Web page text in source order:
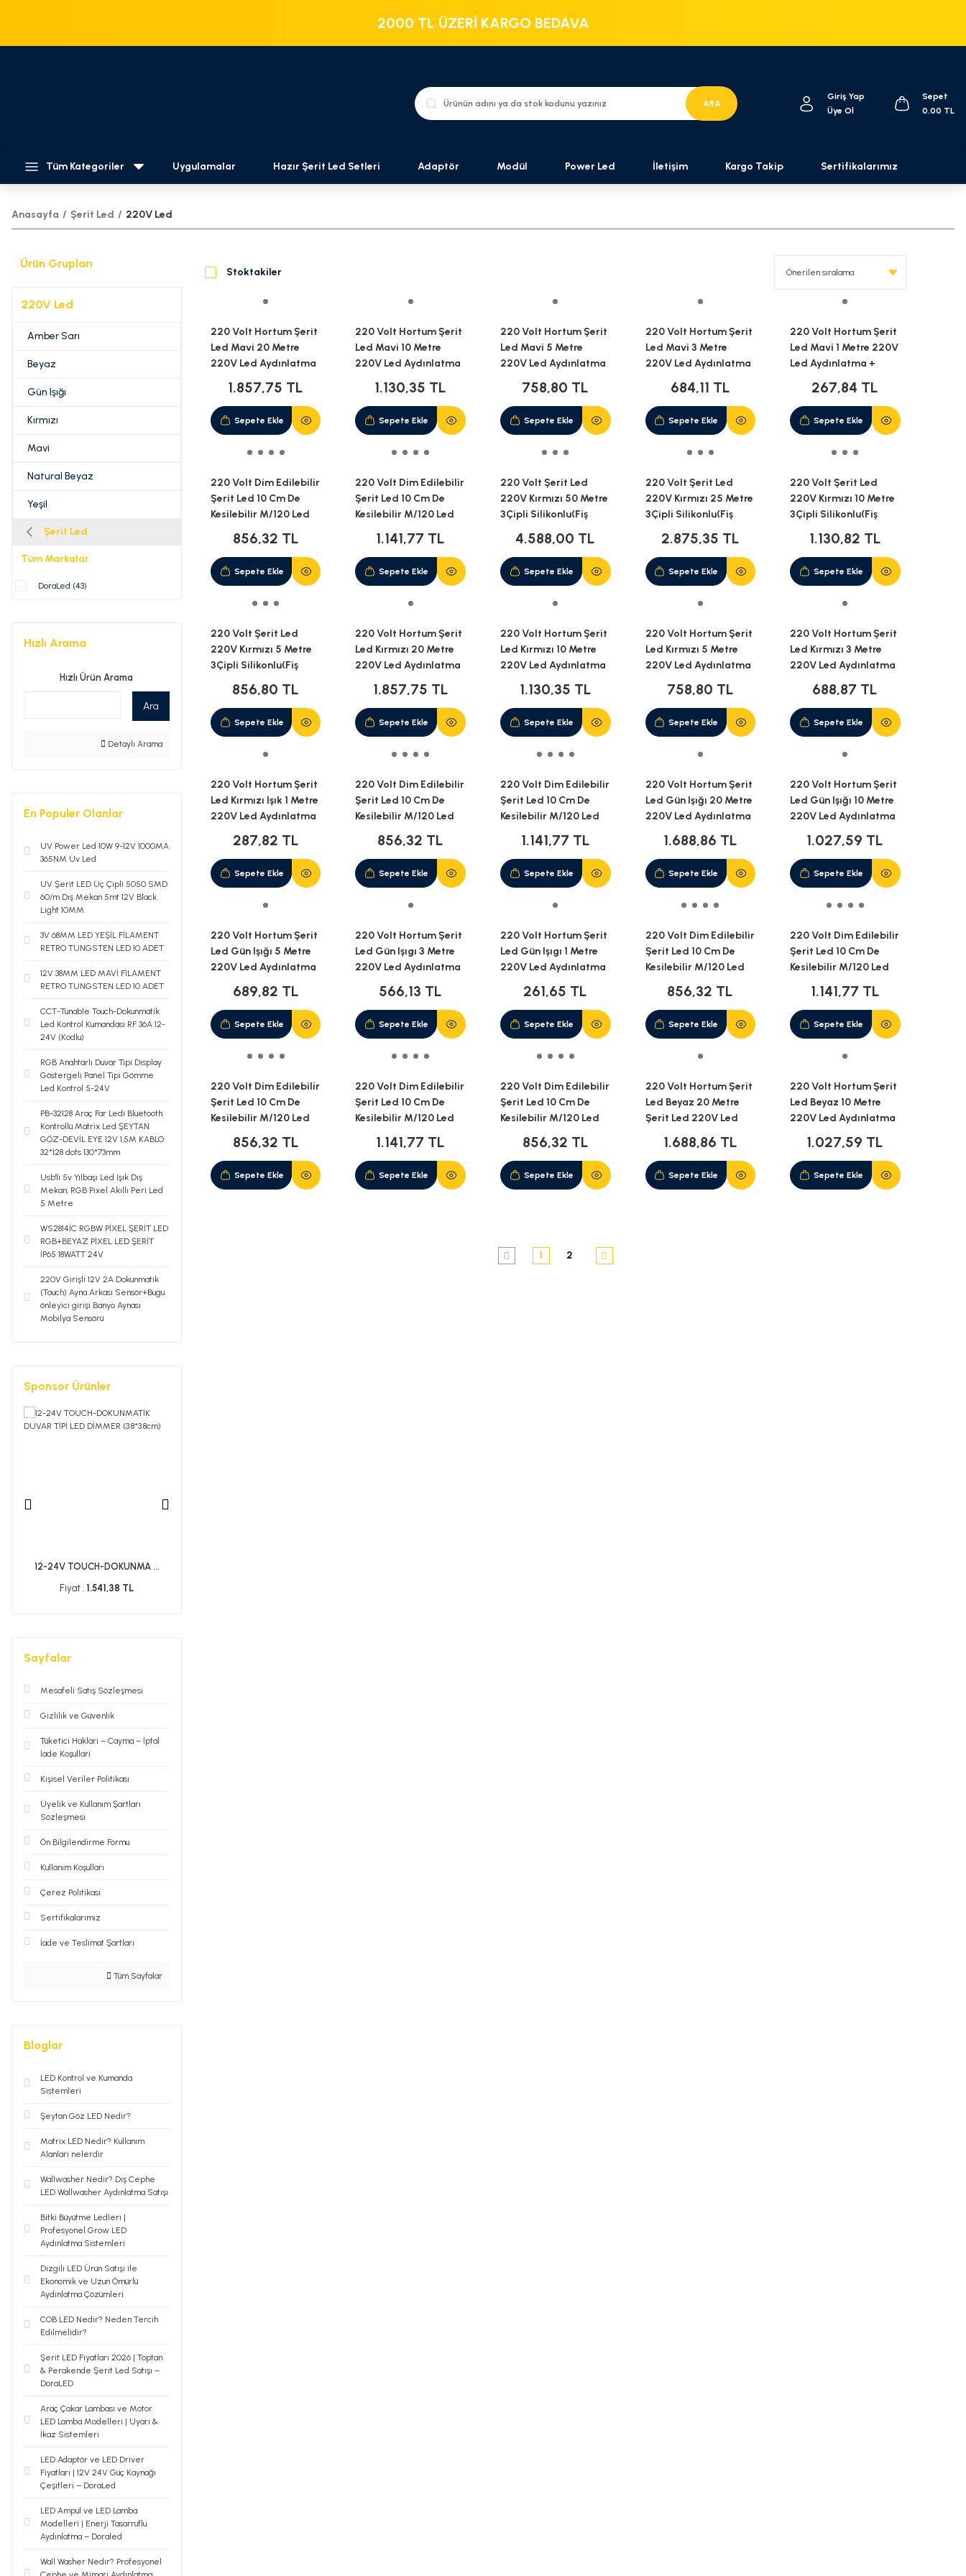
2000 TL ÜZERİ KARGO BEDAVA
ARA
Giriş Yap
Üye Ol
Sepet
0,00 TL
Tüm Kategoriler Uygulamalar Hazır Şerit Led Setleri Adaptör Modül Power Led İletişim Kargo Takip Sertifikalarımız
Anasayfa Şerit Led 220V Led
Ürün Grupları
220V Led
Amber Sarı
Beyaz
Gün Işığı
Kırmızı
Mavi
Natural Beyaz
Yeşil
Şerit Led
Tüm Markalar
DoraLed (43)
Hızlı Arama
Hızlı Ürün Arama
Ara
Detaylı Arama
En Populer Olanlar
UV Power Led 10W 9-12V 1000MA
365NM Uv Led
UV Şerit LED Üç Çipli 5050 SMD
60/m Dış Mekan 5mt 12V Black
Light 10MM
3V 68MM LED YEŞİL FİLAMENT
RETRO TUNGSTEN LED 10 ADET
12V 38MM LED MAVİ FİLAMENT
RETRO TUNGSTEN LED 10 ADET
CCT-Tunable Touch-Dokunmatik
Led Kontrol Kumandası RF 36A 12-
24V (Kodlu)
RGB Anahtarlı Duvar Tipi Display
Göstergeli Panel Tipi Gömme
Led Kontrol 5-24V
PB-32128 Araç Far Ledi Bluetooth
Kontrollü Matrix Led ŞEYTAN
GÖZ-DEVİL EYE 12V 1,5M KABLO
32*128 dots 130*73mm
Usb'li 5v Yılbaşı Led Işık Dış
Mekan, RGB Pixel Akıllı Peri Led
5 Metre
WS2814İC RGBW PİXEL ŞERİT LED
RGB+BEYAZ PİXEL LED ŞERİT
İP65 18WATT 24V
220V Girişli 12V 2A Dokunmatik
(Touch) Ayna Arkası Sensör+Bugu
önleyici girişi Banyo Aynası
Mobilya Sensörü
Sponsor Ürünler
12-24V TOUCH-DOKUNMA ...
Fiyat : 1.541,38 TL
Sayfalar
Mesafeli Satış Sözleşmesi
Gizlilik ve Güvenlik
Tüketici Haklari – Cayma – İptal
İade Koşullari
Kişisel Veriler Politikası
Üyelik ve Kullanım Şartları
Sözleşmesi
Ön Bilgilendirme Formu
Kullanım Koşulları
Çerez Politikası
Sertifikalarımız
İade ve Teslimat Şartları
Tüm Sayfalar
Bloglar
LED Kontrol ve Kumanda
Sistemleri
Şeytan Göz LED Nedir?
Matrix LED Nedir? Kullanım
Alanları nelerdir
Wallwasher Nedir? Dış Cephe
LED Wallwasher Aydınlatma Satışı
Bitki Büyütme Ledleri |
Profesyonel Grow LED
Aydınlatma Sistemleri
Dizgili LED Ürün Satışı ile
Ekonomik ve Uzun Ömürlü
Aydınlatma Çözümleri
COB LED Nedir? Neden Tercih
Edilmelidir?
Şerit LED Fiyatları 2026 | Toptan
& Perakende Şerit Led Satışı –
DoraLED
Araç Çakar Lambası ve Motor
LED Lamba Modelleri | Uyarı &
İkaz Sistemleri
LED Adaptör ve LED Driver
Fiyatları | 12V 24V Güç Kaynağı
Çeşitleri – DoraLed
LED Ampul ve LED Lamba
Modelleri | Enerji Tasarruflu
Aydınlatma – Doraled
Wall Washer Nedir? Profesyonel
Stoktakiler
220 Volt Hortum Şerit
Led Mavi 20 Metre
220V Led Aydınlatma
1.857,75 TL
Sepete Ekle
220 Volt Hortum Şerit
Led Mavi 10 Metre
220V Led Aydınlatma
1.130,35 TL
Sepete Ekle
220 Volt Hortum Şerit
Led Mavi 5 Metre
220V Led Aydınlatma
758,80 TL
Sepete Ekle
220 Volt Hortum Şerit
Led Mavi 3 Metre
220V Led Aydınlatma
684,11 TL
Sepete Ekle
220 Volt Hortum Şerit
Led Mavi 1 Metre 220V
Led Aydınlatma +
267,84 TL
Sepete Ekle
220 Volt Dim Edilebilir
Şerit Led 10 Cm De
Kesilebilir M/120 Led
856,32 TL
Sepete Ekle
220 Volt Dim Edilebilir
Şerit Led 10 Cm De
Kesilebilir M/120 Led
1.141,77 TL
Sepete Ekle
220 Volt Şerit Led
220V Kırmızı 50 Metre
3Çipli Silikonlu(Fiş
4.588,00 TL
Sepete Ekle
220 Volt Şerit Led
220V Kırmızı 25 Metre
3Çipli Silikonlu(Fiş
2.875,35 TL
Sepete Ekle
220 Volt Şerit Led
220V Kırmızı 10 Metre
3Çipli Silikonlu(Fiş
1.130,82 TL
Sepete Ekle
220 Volt Şerit Led
220V Kırmızı 5 Metre
3Çipli Silikonlu(Fiş
856,80 TL
Sepete Ekle
220 Volt Hortum Şerit
Led Kırmızı 20 Metre
220V Led Aydınlatma
1.857,75 TL
Sepete Ekle
220 Volt Hortum Şerit
Led Kırmızı 10 Metre
220V Led Aydınlatma
1.130,35 TL
Sepete Ekle
220 Volt Hortum Şerit
Led Kırmızı 5 Metre
220V Led Aydınlatma
758,80 TL
Sepete Ekle
220 Volt Hortum Şerit
Led Kırmızı 3 Metre
220V Led Aydınlatma
688,87 TL
Sepete Ekle
220 Volt Hortum Şerit
Led Kırmızı Işık 1 Metre
220V Led Aydınlatma
287,82 TL
Sepete Ekle
220 Volt Dim Edilebilir
Şerit Led 10 Cm De
Kesilebilir M/120 Led
856,32 TL
Sepete Ekle
220 Volt Dim Edilebilir
Şerit Led 10 Cm De
Kesilebilir M/120 Led
1.141,77 TL
Sepete Ekle
220 Volt Hortum Şerit
Led Gün Işığı 20 Metre
220V Led Aydınlatma
1.688,86 TL
Sepete Ekle
220 Volt Hortum Şerit
Led Gün Işığı 10 Metre
220V Led Aydınlatma
1.027,59 TL
Sepete Ekle
220 Volt Hortum Şerit
Led Gün Işığı 5 Metre
220V Led Aydınlatma
689,82 TL
Sepete Ekle
220 Volt Hortum Şerit
Led Gün Işıgı 3 Metre
220V Led Aydınlatma
566,13 TL
Sepete Ekle
220 Volt Hortum Şerit
Led Gün Işıgı 1 Metre
220V Led Aydınlatma
261,65 TL
Sepete Ekle
220 Volt Dim Edilebilir
Şerit Led 10 Cm De
Kesilebilir M/120 Led
856,32 TL
Sepete Ekle
220 Volt Dim Edilebilir
Şerit Led 10 Cm De
Kesilebilir M/120 Led
1.141,77 TL
Sepete Ekle
220 Volt Dim Edilebilir
Şerit Led 10 Cm De
Kesilebilir M/120 Led
856,32 TL
Sepete Ekle
220 Volt Dim Edilebilir
Şerit Led 10 Cm De
Kesilebilir M/120 Led
1.141,77 TL
Sepete Ekle
220 Volt Dim Edilebilir
Şerit Led 10 Cm De
Kesilebilir M/120 Led
856,32 TL
Sepete Ekle
220 Volt Hortum Şerit
Led Beyaz 20 Metre
Şerit Led 220V Led
Fiş(20M)
1.688,86 TL
Sepete Ekle
220 Volt Hortum Şerit
Led Beyaz 10 Metre
220V Led Aydınlatma
1.027,59 TL
Sepete Ekle
1 2